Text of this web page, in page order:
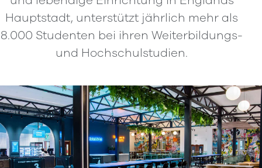
Hauptstadt, unterstützt jährlich mehr als
8.000 Studenten bei ihren Weiterbildungs-
und Hochschulstudien.